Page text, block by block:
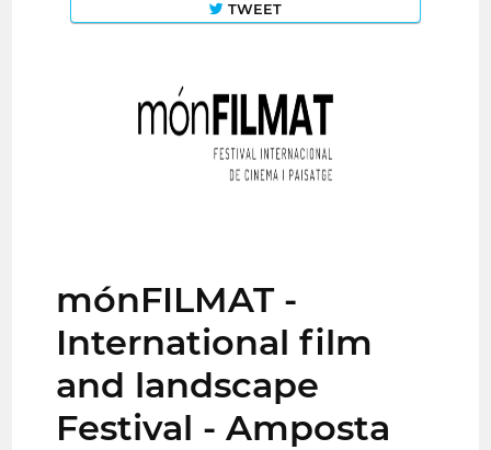
TWEET
mónFILMAT -
International film
and landscape
Festival - Amposta